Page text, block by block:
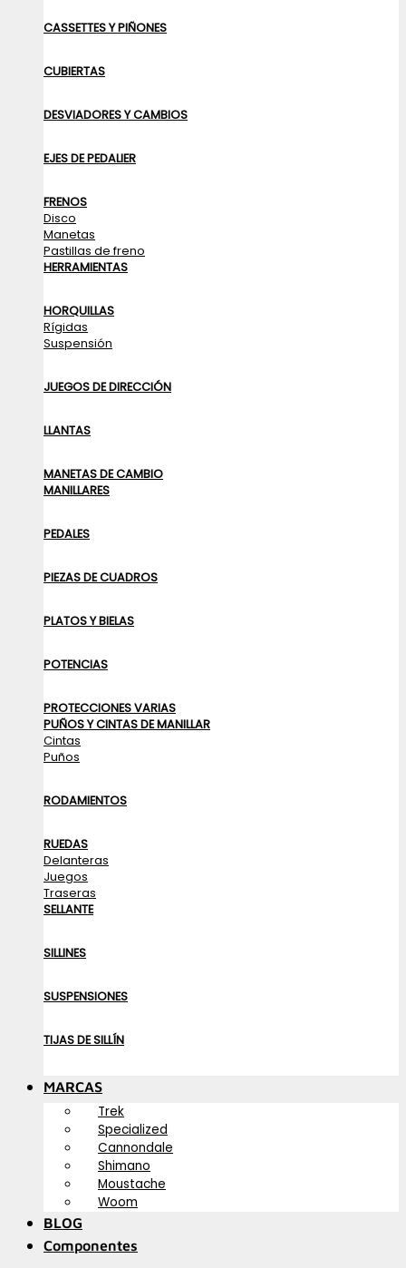
CASSETTES Y PIÑONES
CUBIERTAS
DESVIADORES Y CAMBIOS
EJES DE PEDALIER
FRENOS
Disco
Manetas
Pastillas de freno
HERRAMIENTAS
HORQUILLAS
Rígidas
Suspensión
JUEGOS DE DIRECCIÓN
LLANTAS
MANETAS DE CAMBIO
MANILLARES
PEDALES
PIEZAS DE CUADROS
PLATOS Y BIELAS
POTENCIAS
PROTECCIONES VARIAS
PUÑOS Y CINTAS DE MANILLAR
Cintas
Puños
RODAMIENTOS
RUEDAS
Delanteras
Juegos
Traseras
SELLANTE
SILLINES
SUSPENSIONES
TIJAS DE SILLÍN
MARCAS
Trek
Specialized
Cannondale
Shimano
Moustache
Woom
BLOG
Componentes